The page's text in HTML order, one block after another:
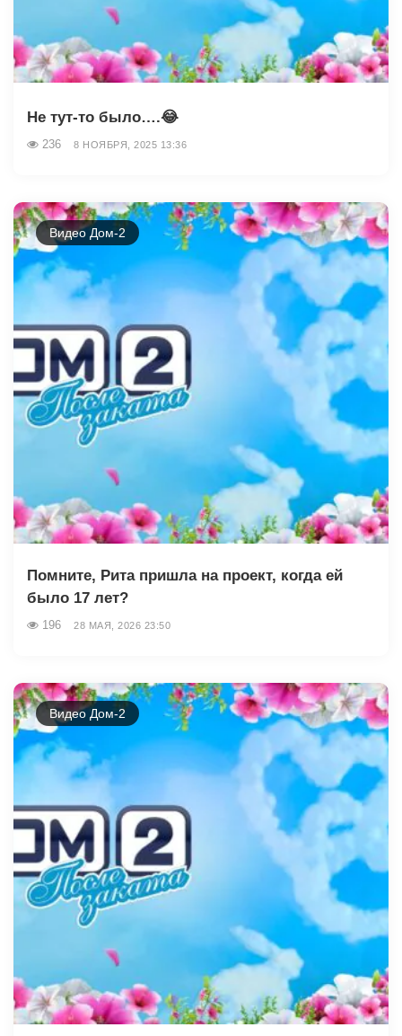
Не тут-то было….😂
236 8 НОЯБРЯ, 2025 13:36
Видео Дом-2
Помните, Рита пришла на проект, когда ей
было 17 лет?
196 28 МАЯ, 2026 23:50
Видео Дом-2